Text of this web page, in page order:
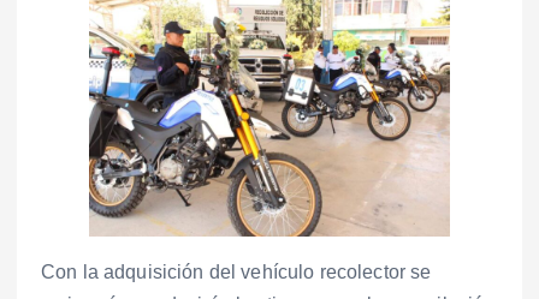
Con la adquisición del vehículo recolector se